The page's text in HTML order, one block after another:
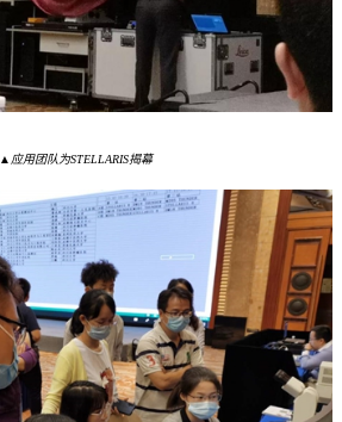
▲应用团队为STELLARIS揭幕